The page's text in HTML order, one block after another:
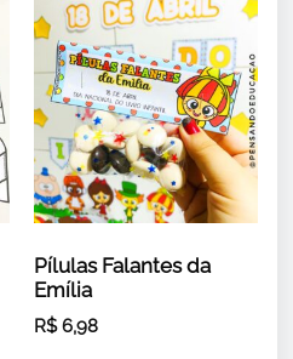
Pílulas Falantes da
Emília
R$6,98